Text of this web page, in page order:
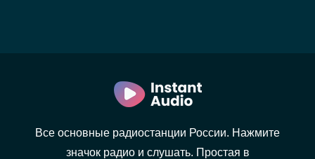
Все основные радиостанции России. Нажмите
значок радио и слушать. Простая в